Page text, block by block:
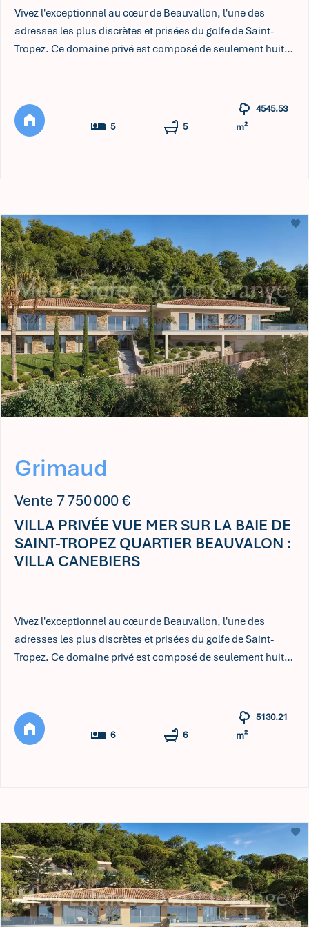
Vivez l'exceptionnel au cœur de Beauvallon, l'une des
adresses les plus discrètes et prisées du golfe de Saint-
Tropez. Ce domaine privé est composé de seulement huit
vivre en Méditerranée. La VILLA LA PONCHE s'érige
discrètement sur une colline arborée, pensée pour ne faire
qu'u ...
5 5
4545.53
m²
Grimaud
Vente 7 750 000 €
VILLA PRIVÉE VUE MER SUR LA BAIE DE
SAINT-TROPEZ QUARTIER BEAUVALON :
VILLA CANEBIERS
Vivez l'exceptionnel au cœur de Beauvallon, l'une des
adresses les plus discrètes et prisées du golfe de Saint-
Tropez. Ce domaine privé est composé de seulement huit
vivre en Méditerranée. La VILLA CANEBIERS s'érige
discrètement sur une colline arborée, pensée pour ne faire
qu'u ...
6 6
5130.21
m²